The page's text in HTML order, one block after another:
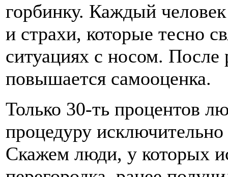
горбинку. Каждый
и страхи, которые тесно
ситуациях с носом.
повышается самооценка.
Только 30-ть процентов
процедуру
Скажем люди, у которых